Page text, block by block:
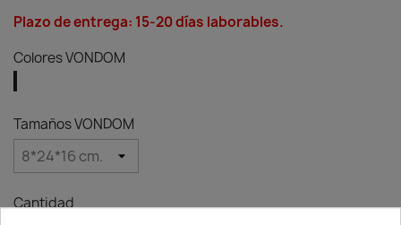
Plazo de entrega: 15-20 días laborables.
Colores VONDOM
Tamaños VONDOM
Cantidad